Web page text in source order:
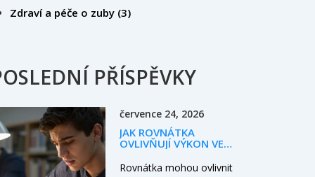
Zdraví a péče o zuby (3)
PŘÍSPĚVKY
července 24, 2026
JAK ROVNÁTKA
OVLIVŇUJÍ VÝKON VE
DOPADY A TIPY
Rovnátka mohou ovlivnit